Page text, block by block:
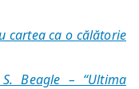
cartea ca o călătorie
Beagle – “Ultima